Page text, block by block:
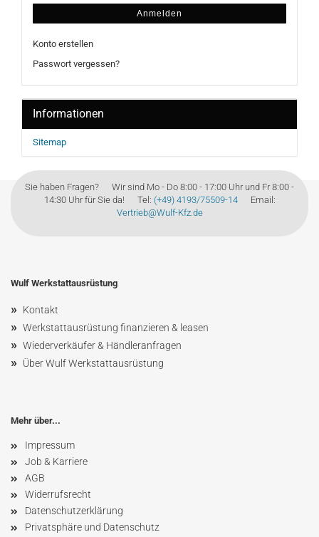
Anmelden
Konto erstellen
Passwort vergessen?
Informationen
Sitemap
Sie haben Fragen? Wir sind Mo - Do 8:00 - 17:00 Uhr und Fr 8:00 -
14:30 Uhr für Sie da! Tel: (+49) 4193/75509-14Email:
Vertrieb@Wulf-Kfz.de
Wulf Werkstattausrüstung
» Kontakt
» Werkstattausrüstung finanzieren & leasen
» Wiederverkäufer & Händleranfragen
» Über Wulf Werkstattausrüstung
Mehr über...
Impressum
Job & Karriere
AGB
Widerrufsrecht
Datenschutzerklärung
Privatsphäre und Datenschutz